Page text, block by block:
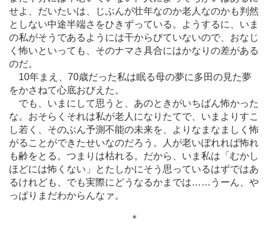
せよ、だいたいは、じぶんが壮年なのか老人なのかも判然
としない中途半端さをひきずっている。ようするに、いま
の私がそうであるようには干からびていないので、おなじ
く怖いといっても、そのナマさ具合にはかなりの差がある
のだ。
10年まえ、70歳だった私は眠る母の夢に多田の見た夢
をかさねて心底おびえた。
でも、いまにして思うと、あのときがいちばん怖かった
な。おそらくそれは私が老人になりたてで、いまよりすこ
し若く、そのぶん予測不能の未来を、よりなまなましく怖
がることができたせいなのだろう。人が老いぼれれば怖れ
も齢をとる。つまりは枯れる。だから、いま私は「むかし
ほどには怖くない」とたしかにそう思っているはずではあ
るけれども、でも実際にどうなるかまでは… …うーん、や
っぱりまだわからんなァ。
＊